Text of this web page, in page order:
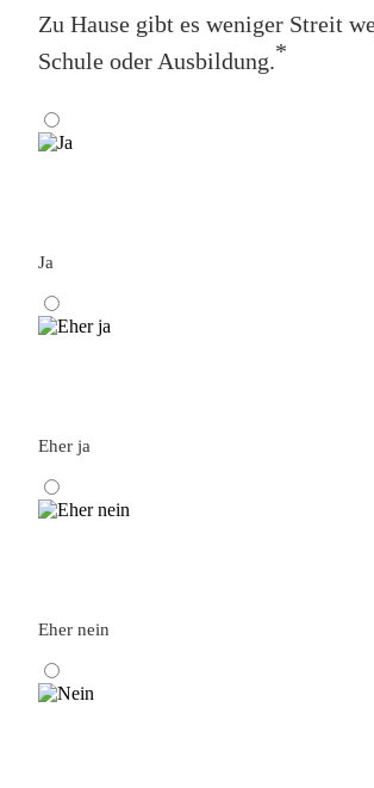
Zu Hause gibt es weniger Streit
Schule oder Ausbildung.*
Ja
Eher ja
Eher nein